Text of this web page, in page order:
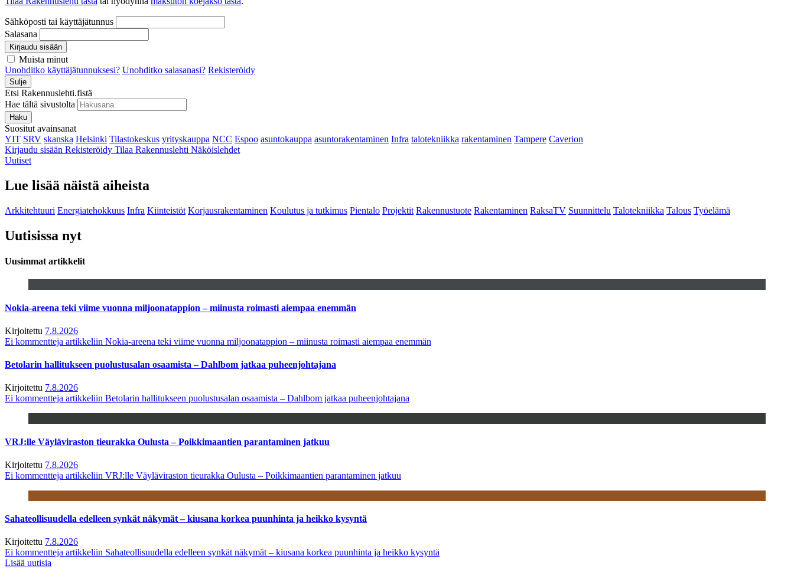
Sähköposti tai käyttäjätunnus
Salasana
Kirjaudu sisään
Muista minut
Unohditko käyttäjätunnuksesi? Unohditko salasanasi? Rekisteröidy
Sulje
Etsi Rakennuslehti.fistä
Hae tältä sivustolta
Haku
Suositut avainsanat
YIT SRV skanska Helsinki Tilastokeskus yrityskauppa NCC Espoo asuntokauppa asuntorakentaminen Infra talotekniikka rakentaminen Tampere Caverion
Kirjaudu sisään Rekisteröidy Tilaa Rakennuslehti Näköislehdet
Uutiset
Lue lisää näistä aiheista
Arkkitehtuuri Energiatehokkuus Infra Kiinteistöt Korjausrakentaminen Koulutus ja tutkimus Pientalo Projektit Rakennustuote Rakentaminen RaksaTV Suunnittelu Talotekniikka Talous Työelämä
Uutisissa nyt
Uusimmat artikkelit
Nokia-areena teki viime vuonna miljoonatappion – miinusta roimasti aiempaa enemmän
Kirjoitettu 7.8.2026
Ei kommentteja artikkeliin Nokia-areena teki viime vuonna miljoonatappion – miinusta roimasti aiempaa enemmän
Betolarin hallitukseen puolustusalan osaamista – Dahlbom jatkaa puheenjohtajana
Kirjoitettu 7.8.2026
Ei kommentteja artikkeliin Betolarin hallitukseen puolustusalan osaamista – Dahlbom jatkaa puheenjohtajana
VRJ:lle Väyläviraston tieurakka Oulusta – Poikkimaantien parantaminen jatkuu
Kirjoitettu 7.8.2026
Ei kommentteja artikkeliin VRJ:lle Väyläviraston tieurakka Oulusta – Poikkimaantien parantaminen jatkuu
Sahateollisuudella edelleen synkät näkymät – kiusana korkea puunhinta ja heikko kysyntä
Kirjoitettu 7.8.2026
Ei kommentteja artikkeliin Sahateollisuudella edelleen synkät näkymät – kiusana korkea puunhinta ja heikko kysyntä
Lisää uutisia